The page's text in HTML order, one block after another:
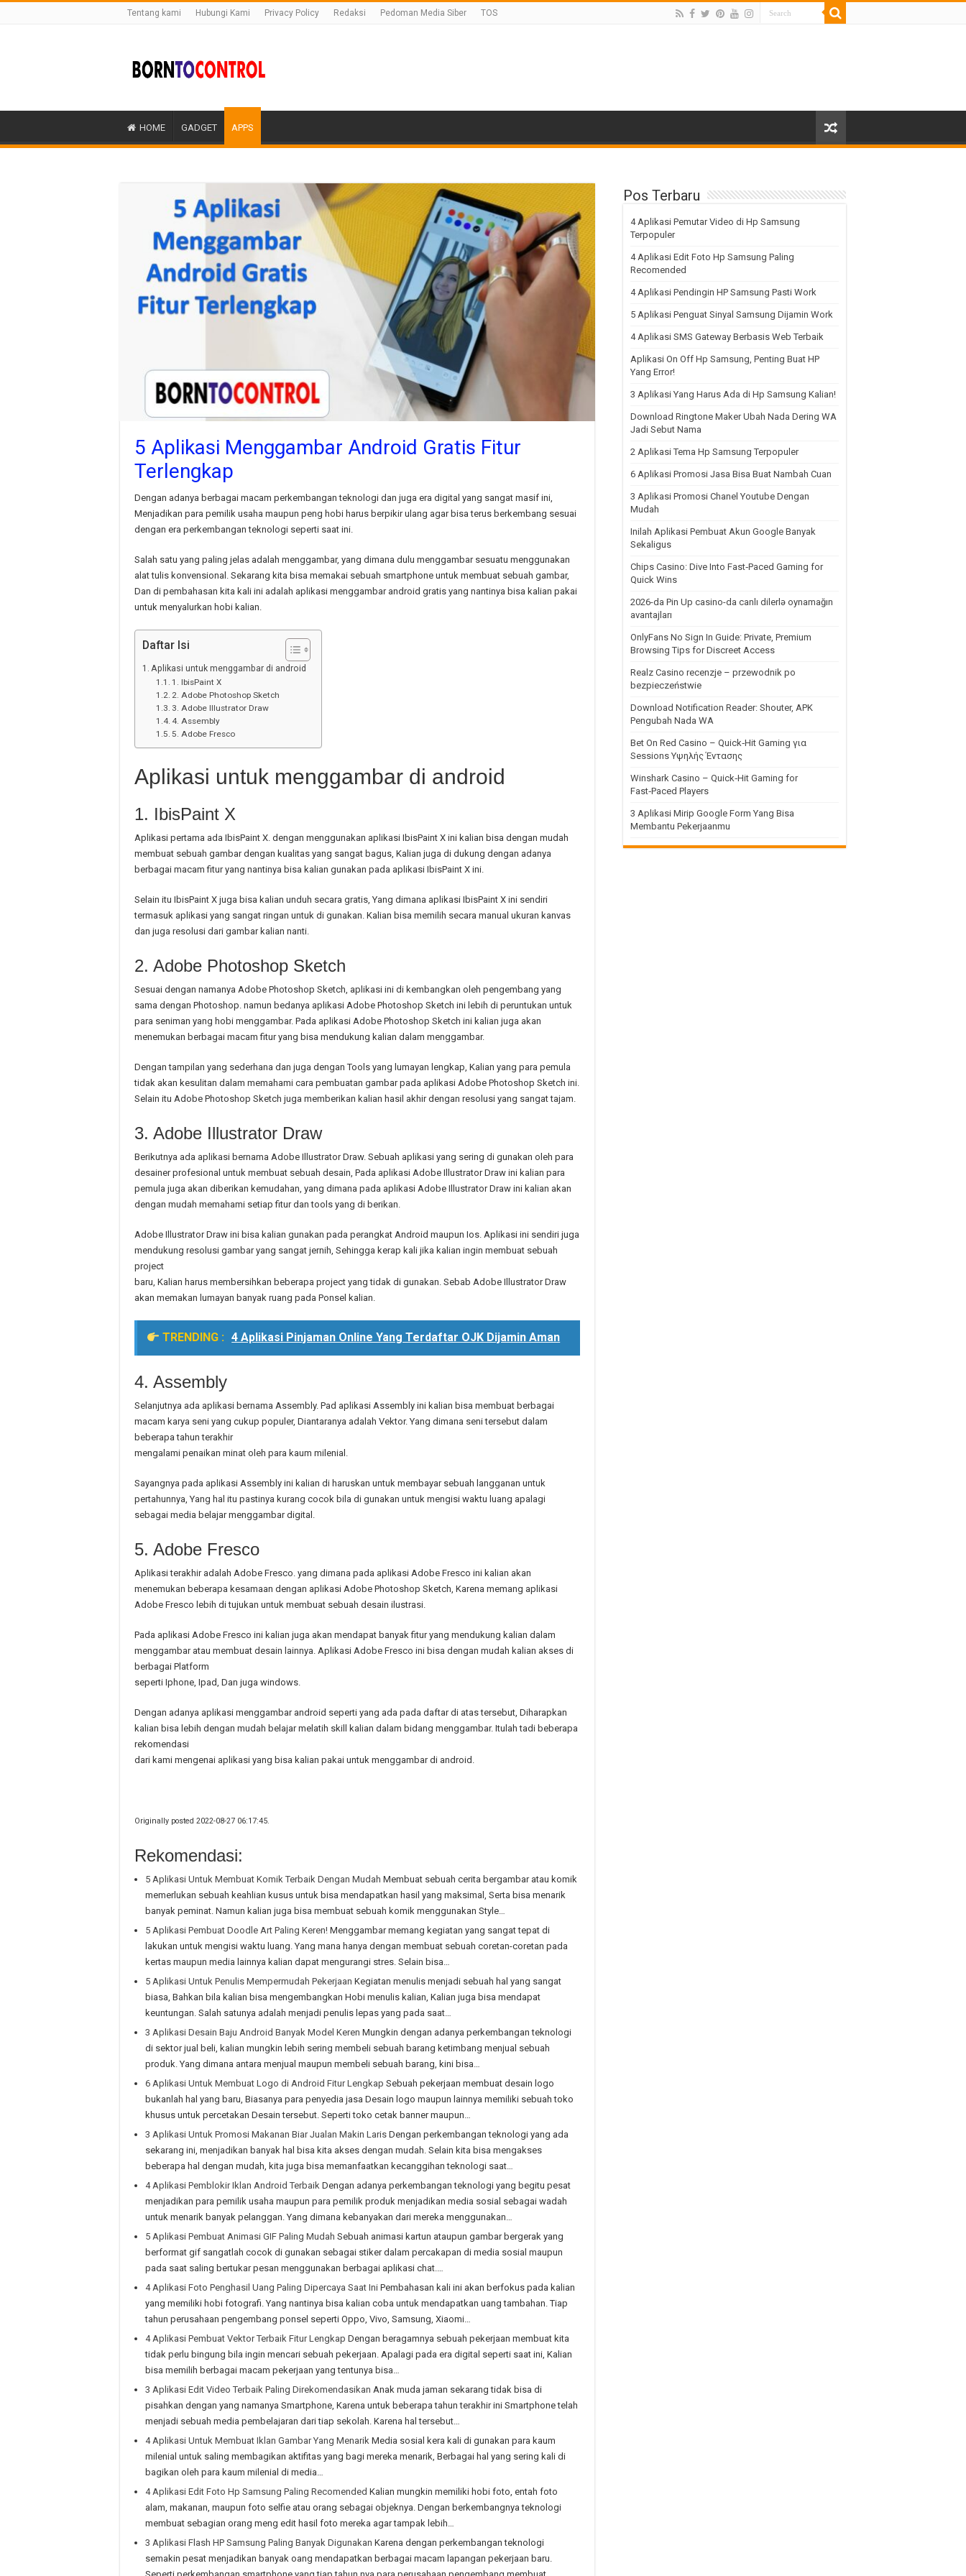
Tentang kami Hubungi Kami Privacy Policy Redaksi Pedoman Media Siber TOS
HOME GADGET APPS
5 Aplikasi Menggambar Android Gratis Fitur
Terlengkap
Dengan adanya berbagai macam perkembangan teknologi dan juga era digital yang sangat masif ini,
Menjadikan para pemilik usaha maupun peng hobi harus berpikir ulang agar bisa terus berkembang sesuai
dengan era perkembangan teknologi seperti saat ini.
Salah satu yang paling jelas adalah menggambar, yang dimana dulu menggambar sesuatu menggunakan
alat tulis konvensional. Sekarang kita bisa memakai sebuah smartphone untuk membuat sebuah gambar,
Dan di pembahasan kita kali ini adalah aplikasi menggambar android gratis yang nantinya bisa kalian pakai
untuk menyalurkan hobi kalian.
Daftar Isi
Aplikasi untuk menggambar di android
1. IbisPaint X
2. Adobe Photoshop Sketch
3. Adobe Illustrator Draw
4. Assembly
5. Adobe Fresco
Aplikasi untuk menggambar di android
1. IbisPaint X
Aplikasi pertama ada IbisPaint X. dengan menggunakan aplikasi IbisPaint X ini kalian bisa dengan mudah
membuat sebuah gambar dengan kualitas yang sangat bagus, Kalian juga di dukung dengan adanya
berbagai macam fitur yang nantinya bisa kalian gunakan pada aplikasi IbisPaint X ini.
Selain itu IbisPaint X juga bisa kalian unduh secara gratis, Yang dimana aplikasi IbisPaint X ini sendiri
termasuk aplikasi yang sangat ringan untuk di gunakan. Kalian bisa memilih secara manual ukuran kanvas
dan juga resolusi dari gambar kalian nanti.
2. Adobe Photoshop Sketch
Sesuai dengan namanya Adobe Photoshop Sketch, aplikasi ini di kembangkan oleh pengembang yang
sama dengan Photoshop. namun bedanya aplikasi Adobe Photoshop Sketch ini lebih di peruntukan untuk
para seniman yang hobi menggambar. Pada aplikasi Adobe Photoshop Sketch ini kalian juga akan
menemukan berbagai macam fitur yang bisa mendukung kalian dalam menggambar.
Dengan tampilan yang sederhana dan juga dengan Tools yang lumayan lengkap, Kalian yang para pemula
tidak akan kesulitan dalam memahami cara pembuatan gambar pada aplikasi Adobe Photoshop Sketch ini.
Selain itu Adobe Photoshop Sketch juga memberikan kalian hasil akhir dengan resolusi yang sangat tajam.
3. Adobe Illustrator Draw
Berikutnya ada aplikasi bernama Adobe Illustrator Draw. Sebuah aplikasi yang sering di gunakan oleh para
desainer profesional untuk membuat sebuah desain, Pada aplikasi Adobe Illustrator Draw ini kalian para
pemula juga akan diberikan kemudahan, yang dimana pada aplikasi Adobe Illustrator Draw ini kalian akan
dengan mudah memahami setiap fitur dan tools yang di berikan.
Adobe Illustrator Draw ini bisa kalian gunakan pada perangkat Android maupun Ios. Aplikasi ini sendiri juga
mendukung resolusi gambar yang sangat jernih, Sehingga kerap kali jika kalian ingin membuat sebuah
project
baru, Kalian harus membersihkan beberapa project yang tidak di gunakan. Sebab Adobe Illustrator Draw
akan memakan lumayan banyak ruang pada Ponsel kalian.
TRENDING : 4 Aplikasi Pinjaman Online Yang Terdaftar OJK Dijamin Aman
4. Assembly
Selanjutnya ada aplikasi bernama Assembly. Pad aplikasi Assembly ini kalian bisa membuat berbagai
macam karya seni yang cukup populer, Diantaranya adalah Vektor. Yang dimana seni tersebut dalam
beberapa tahun terakhir
mengalami penaikan minat oleh para kaum milenial.
Sayangnya pada aplikasi Assembly ini kalian di haruskan untuk membayar sebuah langganan untuk
pertahunnya, Yang hal itu pastinya kurang cocok bila di gunakan untuk mengisi waktu luang apalagi
sebagai media belajar menggambar digital.
5. Adobe Fresco
Aplikasi terakhir adalah Adobe Fresco. yang dimana pada aplikasi Adobe Fresco ini kalian akan
menemukan beberapa kesamaan dengan aplikasi Adobe Photoshop Sketch, Karena memang aplikasi
Adobe Fresco lebih di tujukan untuk membuat sebuah desain ilustrasi.
Pada aplikasi Adobe Fresco ini kalian juga akan mendapat banyak fitur yang mendukung kalian dalam
menggambar atau membuat desain lainnya. Aplikasi Adobe Fresco ini bisa dengan mudah kalian akses di
berbagai Platform
seperti Iphone, Ipad, Dan juga windows.
Dengan adanya aplikasi menggambar android seperti yang ada pada daftar di atas tersebut, Diharapkan
kalian bisa lebih dengan mudah belajar melatih skill kalian dalam bidang menggambar. Itulah tadi beberapa
rekomendasi
dari kami mengenai aplikasi yang bisa kalian pakai untuk menggambar di android.
Originally posted 2022-08-27 06:17:45.
Rekomendasi:
5 Aplikasi Untuk Membuat Komik Terbaik Dengan Mudah Membuat sebuah cerita bergambar atau komik
memerlukan sebuah keahlian kusus untuk bisa mendapatkan hasil yang maksimal, Serta bisa menarik
banyak peminat. Namun kalian juga bisa membuat sebuah komik menggunakan Style…
5 Aplikasi Pembuat Doodle Art Paling Keren! Menggambar memang kegiatan yang sangat tepat di
lakukan untuk mengisi waktu luang. Yang mana hanya dengan membuat sebuah coretan-coretan pada
kertas maupun media lainnya kalian dapat mengurangi stres. Selain bisa…
5 Aplikasi Untuk Penulis Mempermudah Pekerjaan Kegiatan menulis menjadi sebuah hal yang sangat
biasa, Bahkan bila kalian bisa mengembangkan Hobi menulis kalian, Kalian juga bisa mendapat
keuntungan. Salah satunya adalah menjadi penulis lepas yang pada saat…
3 Aplikasi Desain Baju Android Banyak Model Keren Mungkin dengan adanya perkembangan teknologi
di sektor jual beli, kalian mungkin lebih sering membeli sebuah barang ketimbang menjual sebuah
produk. Yang dimana antara menjual maupun membeli sebuah barang, kini bisa…
6 Aplikasi Untuk Membuat Logo di Android Fitur Lengkap Sebuah pekerjaan membuat desain logo
bukanlah hal yang baru, Biasanya para penyedia jasa Desain logo maupun lainnya memiliki sebuah toko
khusus untuk percetakan Desain tersebut. Seperti toko cetak banner maupun…
3 Aplikasi Untuk Promosi Makanan Biar Jualan Makin Laris Dengan perkembangan teknologi yang ada
sekarang ini, menjadikan banyak hal bisa kita akses dengan mudah. Selain kita bisa mengakses
beberapa hal dengan mudah, kita juga bisa memanfaatkan kecanggihan teknologi saat…
4 Aplikasi Pemblokir Iklan Android Terbaik Dengan adanya perkembangan teknologi yang begitu pesat
menjadikan para pemilik usaha maupun para pemilik produk menjadikan media sosial sebagai wadah
untuk menarik banyak pelanggan. Yang dimana kebanyakan dari mereka menggunakan…
5 Aplikasi Pembuat Animasi GIF Paling Mudah Sebuah animasi kartun ataupun gambar bergerak yang
berformat gif sangatlah cocok di gunakan sebagai stiker dalam percakapan di media sosial maupun
pada saat saling bertukar pesan menggunakan berbagai aplikasi chat.…
4 Aplikasi Foto Penghasil Uang Paling Dipercaya Saat Ini Pembahasan kali ini akan berfokus pada kalian
yang memiliki hobi fotografi. Yang nantinya bisa kalian coba untuk mendapatkan uang tambahan. Tiap
tahun perusahaan pengembang ponsel seperti Oppo, Vivo, Samsung, Xiaomi…
4 Aplikasi Pembuat Vektor Terbaik Fitur Lengkap Dengan beragamnya sebuah pekerjaan membuat kita
tidak perlu bingung bila ingin mencari sebuah pekerjaan. Apalagi pada era digital seperti saat ini, Kalian
bisa memilih berbagai macam pekerjaan yang tentunya bisa…
3 Aplikasi Edit Video Terbaik Paling Direkomendasikan Anak muda jaman sekarang tidak bisa di
pisahkan dengan yang namanya Smartphone, Karena untuk beberapa tahun terakhir ini Smartphone telah
menjadi sebuah media pembelajaran dari tiap sekolah. Karena hal tersebut…
4 Aplikasi Untuk Membuat Iklan Gambar Yang Menarik Media sosial kera kali di gunakan para kaum
milenial untuk saling membagikan aktifitas yang bagi mereka menarik, Berbagai hal yang sering kali di
bagikan oleh para kaum milenial di media…
4 Aplikasi Edit Foto Hp Samsung Paling Recomended Kalian mungkin memiliki hobi foto, entah foto
alam, makanan, maupun foto selfie atau orang sebagai objeknya. Dengan berkembangnya teknologi
membuat sebagian orang meng edit hasil foto mereka agar tampak lebih…
3 Aplikasi Flash HP Samsung Paling Banyak Digunakan Karena dengan perkembangan teknologi
semakin pesat menjadikan banyak oang mendapatkan berbagai macam lapangan pekerjaan baru.
Pos Terbaru
4 Aplikasi Pemutar Video di Hp Samsung
Terpopuler
4 Aplikasi Edit Foto Hp Samsung Paling
Recomended
4 Aplikasi Pendingin HP Samsung Pasti Work
5 Aplikasi Penguat Sinyal Samsung Dijamin Work
4 Aplikasi SMS Gateway Berbasis Web Terbaik
Aplikasi On Off Hp Samsung, Penting Buat HP
Yang Error!
3 Aplikasi Yang Harus Ada di Hp Samsung Kalian!
Download Ringtone Maker Ubah Nada Dering WA
Jadi Sebut Nama
2 Aplikasi Tema Hp Samsung Terpopuler
6 Aplikasi Promosi Jasa Bisa Buat Nambah Cuan
3 Aplikasi Promosi Chanel Youtube Dengan
Mudah
Inilah Aplikasi Pembuat Akun Google Banyak
Sekaligus
Chips Casino: Dive Into Fast‑Paced Gaming for
Quick Wins
2026-da Pin Up casino-da canlı dilerlə oynamağın
avantajları
OnlyFans No Sign In Guide: Private, Premium
Browsing Tips for Discreet Access
Realz Casino recenzje – przewodnik po
bezpieczeństwie
Download Notification Reader: Shouter, APK
Pengubah Nada WA
Bet On Red Casino – Quick‑Hit Gaming για
Sessions Υψηλής Έντασης
Winshark Casino – Quick‑Hit Gaming for
Fast‑Paced Players
3 Aplikasi Mirip Google Form Yang Bisa
Membantu Pekerjaanmu